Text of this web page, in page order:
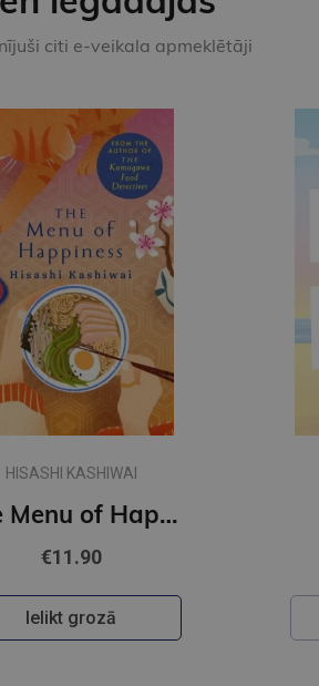
citi e-veikala apmeklētāji
CHLOE LIESE
Ending
€10.90
Ielikt grozā